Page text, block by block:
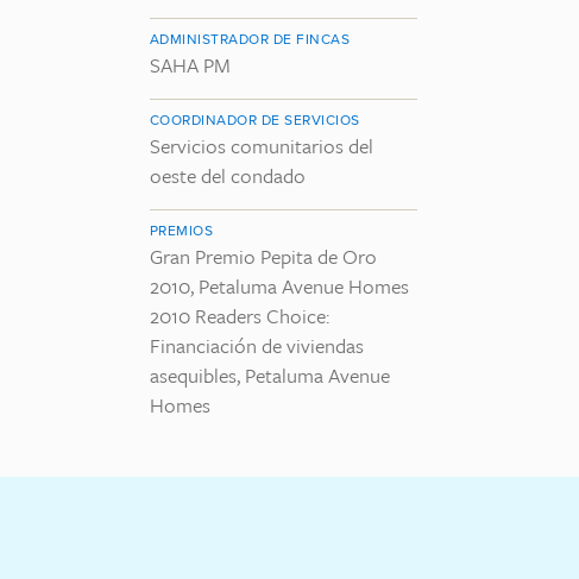
ADMINISTRADOR DE FINCAS
SAHA PM
COORDINADOR DE SERVICIOS
Servicios comunitarios del
oeste del condado
PREMIOS
Gran Premio Pepita de Oro
2010, Petaluma Avenue Homes
2010 Readers Choice:
Financiación de viviendas
asequibles, Petaluma Avenue
Homes